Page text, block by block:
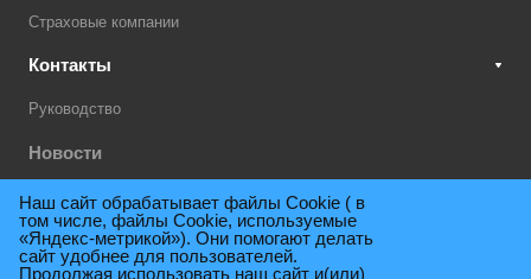
Страховые компании
Контакты
Руководство
Новости
Техническая поддержка
Наш сайт обрабатывает файлы Cookie ( в
том числе, файлы Cookie, используемые
«Яндекс-метрикой»). Они помогают делать
сайт удобнее для пользователей.
Продолжая использовать наш сайт и(или)